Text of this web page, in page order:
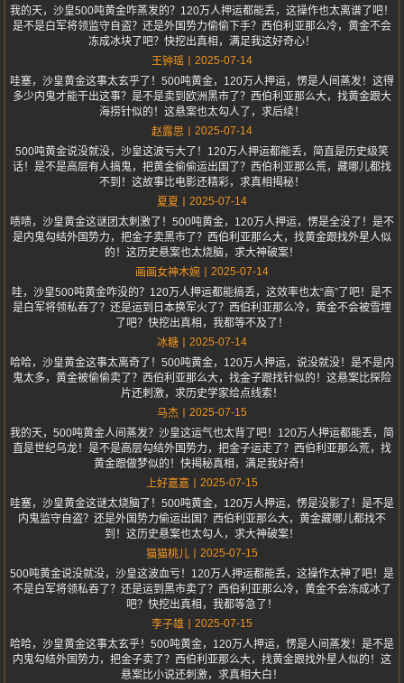
我的天，沙皇500吨黄金咋蒸发的？120万人押运都能丢，这操作也太离谱了吧！
是不是白军将领监守自盗？还是外国势力偷偷下手？西伯利亚那么冷，黄金不会
冻成冰块了吧？快挖出真相，满足我这好奇心！
王钟瑶
2025-07-14
哇塞，沙皇黄金这事太玄乎了！500吨黄金，120万人押运，愣是人间蒸发！这得
多少内鬼才能干出这事？是不是卖到欧洲黑市了？西伯利亚那么大，找黄金跟大
海捞针似的！这悬案也太勾人了，求后续！
赵露思
2025-07-14
500吨黄金说没就没，沙皇这波亏大了！120万人押运都能丢，简直是历史级笑
话！是不是高层有人搞鬼，把黄金偷偷运出国了？西伯利亚那么荒，藏哪儿都找
不到！这故事比电影还精彩，求真相揭秘！
夏夏
2025-07-14
啧啧，沙皇黄金这谜团太刺激了！500吨黄金，120万人押运，愣是全没了！是不
是内鬼勾结外国势力，把金子卖黑市了？西伯利亚那么大，找黄金跟找外星人似
的！这历史悬案也太烧脑，求大神破案！
画画女神木婉
2025-07-14
哇，沙皇500吨黄金咋没的？120万人押运都能搞丢，这效率也太“高”了吧！是不
是白军将领私吞了？还是运到日本换军火了？西伯利亚那么冷，黄金不会被雪埋
了吧？快挖出真相，我都等不及了！
冰糖
2025-07-14
哈哈，沙皇黄金这事太离奇了！500吨黄金，120万人押运，说没就没！是不是内
鬼太多，黄金被偷偷卖了？西伯利亚那么大，找金子跟找针似的！这悬案比探险
片还刺激，求历史学家给点线索！
马杰
2025-07-15
我的天，500吨黄金人间蒸发？沙皇这运气也太背了吧！120万人押运都能丢，简
直是世纪乌龙！是不是高层勾结外国势力，把金子运走了？西伯利亚那么荒，找
黄金跟做梦似的！快揭秘真相，满足我好奇！
上好嘉嘉
2025-07-15
哇塞，沙皇黄金这谜太烧脑了！500吨黄金，120万人押运，愣是没影了！是不是
内鬼监守自盗？还是外国势力偷运出国？西伯利亚那么大，黄金藏哪儿都找不
到！这历史悬案也太勾人，求大神破案！
猫猫桃儿
2025-07-15
500吨黄金说没就没，沙皇这波血亏！120万人押运都能丢，这操作太神了吧！是
不是白军将领私吞了？还是运到黑市卖了？西伯利亚那么冷，黄金不会冻成冰了
吧？快挖出真相，我都等急了！
李子雄
2025-07-15
哈哈，沙皇黄金这事太玄乎！500吨黄金，120万人押运，愣是人间蒸发！是不是
内鬼勾结外国势力，把金子卖了？西伯利亚那么大，找黄金跟找外星人似的！这
悬案比小说还刺激，求真相大白！